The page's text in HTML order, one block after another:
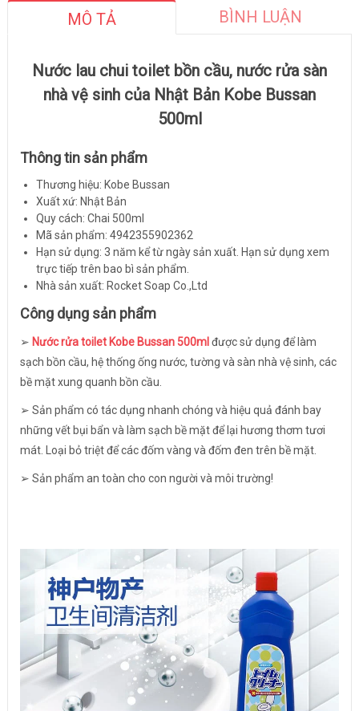
MÔ TẢ BÌNH LUẬN
Nước lau chui toilet bồn cầu, nước rửa sàn
nhà vệ sinh của Nhật Bản Kobe Bussan
500ml
Thông tin sản phẩm
Thương hiệu: Kobe Bussan
Xuất xứ: Nhật Bản
Quy cách: Chai 500ml
Mã sản phẩm: 4942355902362
Hạn sử dụng: 3 năm kể từ ngày sản xuất. Hạn sử dụng xem
trực tiếp trên bao bì sản phẩm.
Nhà sản xuất: Rocket Soap Co.,Ltd
Công dụng sản phẩm
➢ Nước rửa toilet Kobe Bussan 500ml được sử dụng để làm
sạch bồn cầu, hệ thống ống nước, tường và sàn nhà vệ sinh, các
bề mặt xung quanh bồn cầu.
➢ Sản phẩm có tác dụng nhanh chóng và hiệu quả đánh bay
những vết bụi bẩn và làm sạch bề mặt để lại hương thơm tươi
mát. Loại bỏ triệt để các đốm vàng và đốm đen trên bề mặt.
➢ Sản phẩm an toàn cho con người và môi trường!